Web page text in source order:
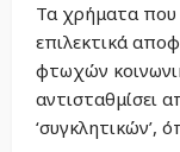
Τα χρήματα που
επιλεκτικά
φτωχών
αντισταθμίσει
‘συγκλητικών’,